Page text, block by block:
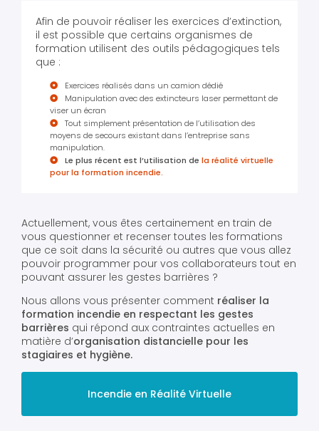
Afin de pouvoir réaliser les exercices d’extinction,
il est possible que certains organismes de
formation utilisent des outils pédagogiques tels
que :
Exercices réalisés dans un camion dédié
Manipulation avec des extincteurs laser permettant de
viser un écran
Tout simplement présentation de l’utilisation des
moyens de secours existant dans l’entreprise sans
manipulation.
Le plus récent est l’utilisation de la réalité virtuelle
pour la formation incendie.
Actuellement, vous êtes certainement en train de
vous questionner et recenser toutes les formations
que ce soit dans la sécurité ou autres que vous allez
pouvoir programmer pour vos collaborateurs tout en
pouvant assurer les gestes barrières ?
Nous allons vous présenter comment réaliser la
formation incendie en respectant les gestes
barrières qui répond aux contraintes actuelles en
matière d’organisation distancielle pour les
stagiaires et hygiène.
Incendie en Réalité Virtuelle